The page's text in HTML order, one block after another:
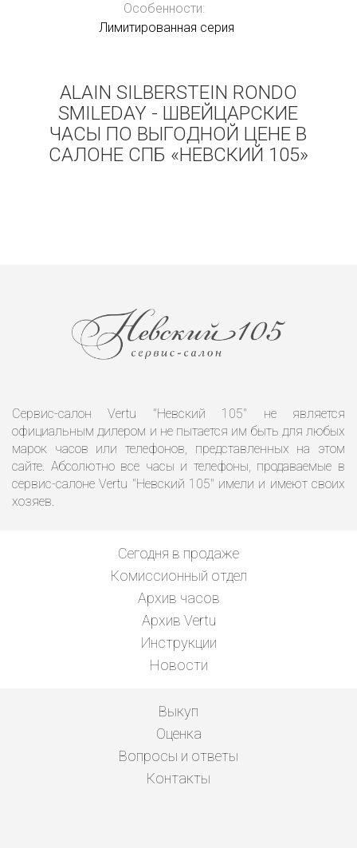
Особенности:
Лимитированная серия
ALAIN SILBERSTEIN RONDO
SMILEDAY - ШВЕЙЦАРСКИЕ
ЧАСЫ ПО ВЫГОДНОЙ ЦЕНЕ В
САЛОНЕ СПБ «НЕВСКИЙ 105»
Сервис-салон Vertu "Невский 105" не является
официальным дилером и не пытается им быть для любых
марок часов или телефонов, представленных на этом
сайте. Абсолютно все часы и телефоны, продаваемые в
сервис-салоне Vertu "Невский 105" имели и имеют своих
хозяев.
Сегодня в продаже
Комиссионный отдел
Архив часов
Архив Vertu
Инструкции
Новости
Выкуп
Оценка
Вопросы и ответы
Контакты